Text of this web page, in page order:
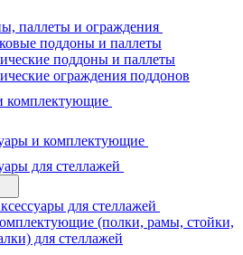
паллеты и ограждения
поддоны и паллеты
поддоны и паллеты
ограждения поддонов
комплектующие
и комплектующие
для стеллажей
для стеллажей
(полки, рамы, стойки,
для стеллажей